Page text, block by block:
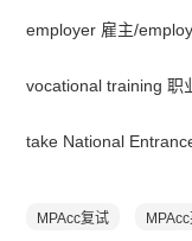
employer 雇主/
vocational training 职
take National
MPAcc复试